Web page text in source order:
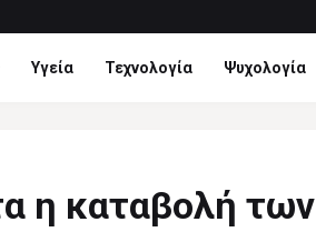
Υγεία Τεχνολογία Ψυχολογία
η καταβολή των